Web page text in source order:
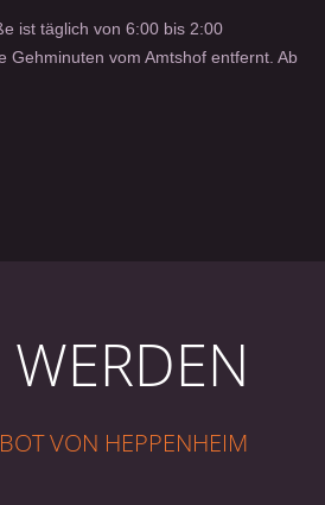
ist täglich von 6:00 bis 2:00
Gehminuten vom Amtshof entfernt. Ab
VON HEPPENHEIM